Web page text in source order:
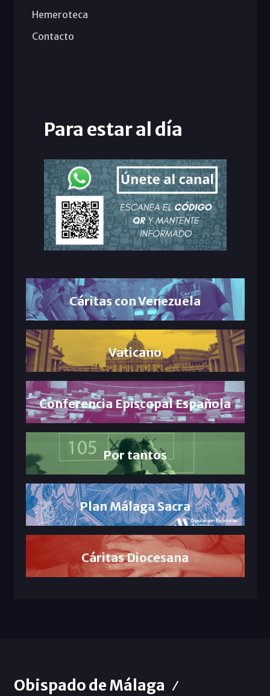
Hemeroteca
Contacto
Para estar al día
Cáritas con Venezuela
Vaticano
Conferencia Episcopal Española
Por tantos
Plan Málaga Sacra
Cáritas Diocesana
Obispado de Málaga